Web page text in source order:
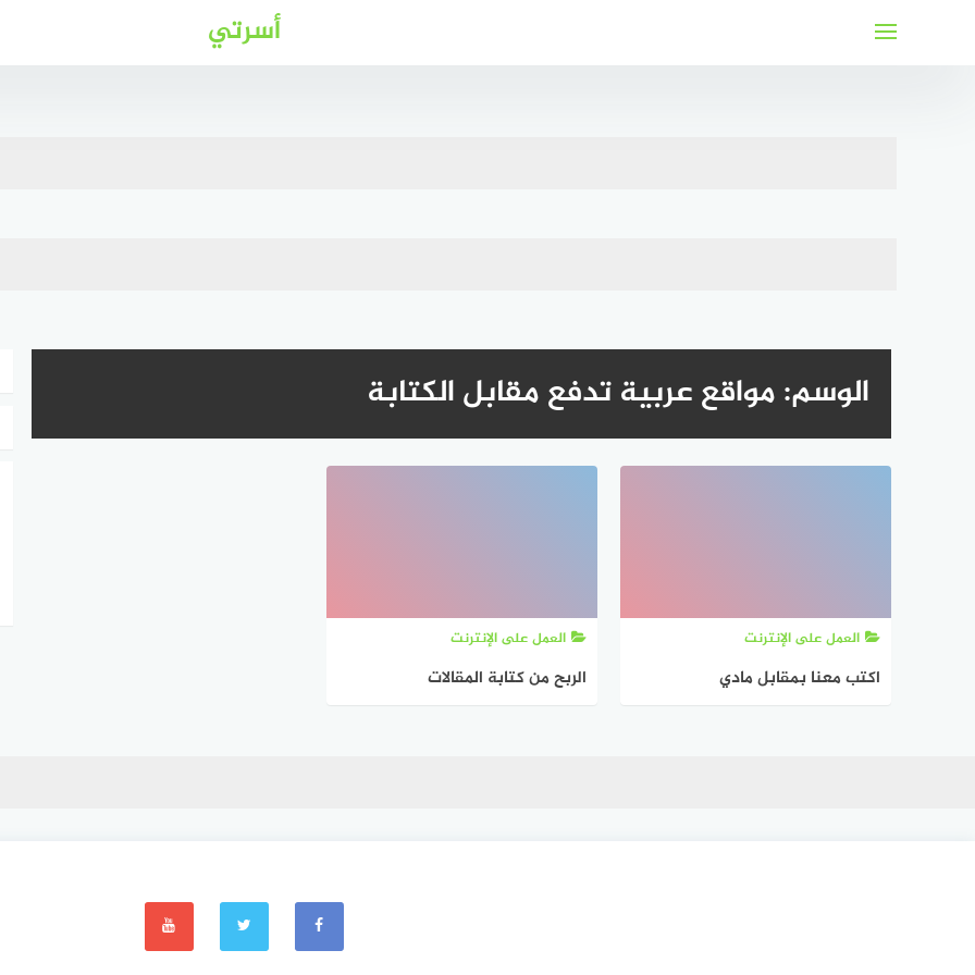
أسرتي
الوسم:مواقع عربية تدفع مقابل الكتابة
العمل على الإنترنت
اكتب معنا بمقابل مادي
العمل على الإنترنت
الربح من كتابة المقالات